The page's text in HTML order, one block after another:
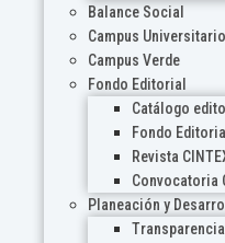
Balance Social
Campus Universitario
Campus Verde
Fondo Editorial
Catálogo
Fondo
Revista
Convocatoria
Planeación y